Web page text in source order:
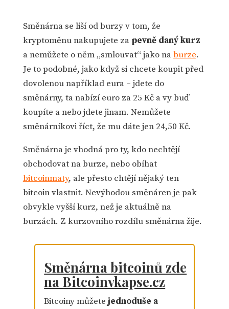
Směnárna se liší od burzy v tom, že
kryptoměnu nakupujete za pevně daný kurz
a nemůžete o něm „smlouvat“ jako naburze.
Je to podobné, jako když si chcete koupit před
dovolenou například eura – jdete do
směnárny, ta nabízí euro za 25 Kč a vy buď
koupíte a nebo jdete jinam. Nemůžete
směnárníkovi říct, že mu dáte jen 24,50 Kč.
Směnárna je vhodná pro ty, kdo nechtějí
obchodovat na burze, nebo obíhat
bitcoinmaty, ale přesto chtějí nějaký ten
bitcoin vlastnit. Nevýhodou směnáren je pak
obvykle vyšší kurz, než je aktuálně na
burzách. Z kurzovního rozdílu směnárna žije.
Směnárna bitcoinů zde
na Bitcoinvkapse.cz
Bitcoiny můžetejednoduše a